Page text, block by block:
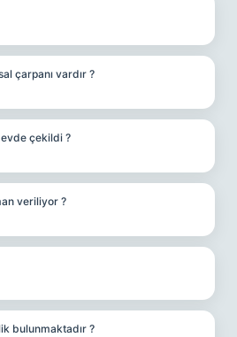
çarpanı vardır ?
çekildi ?
veriliyor ?
bulunmaktadır ?